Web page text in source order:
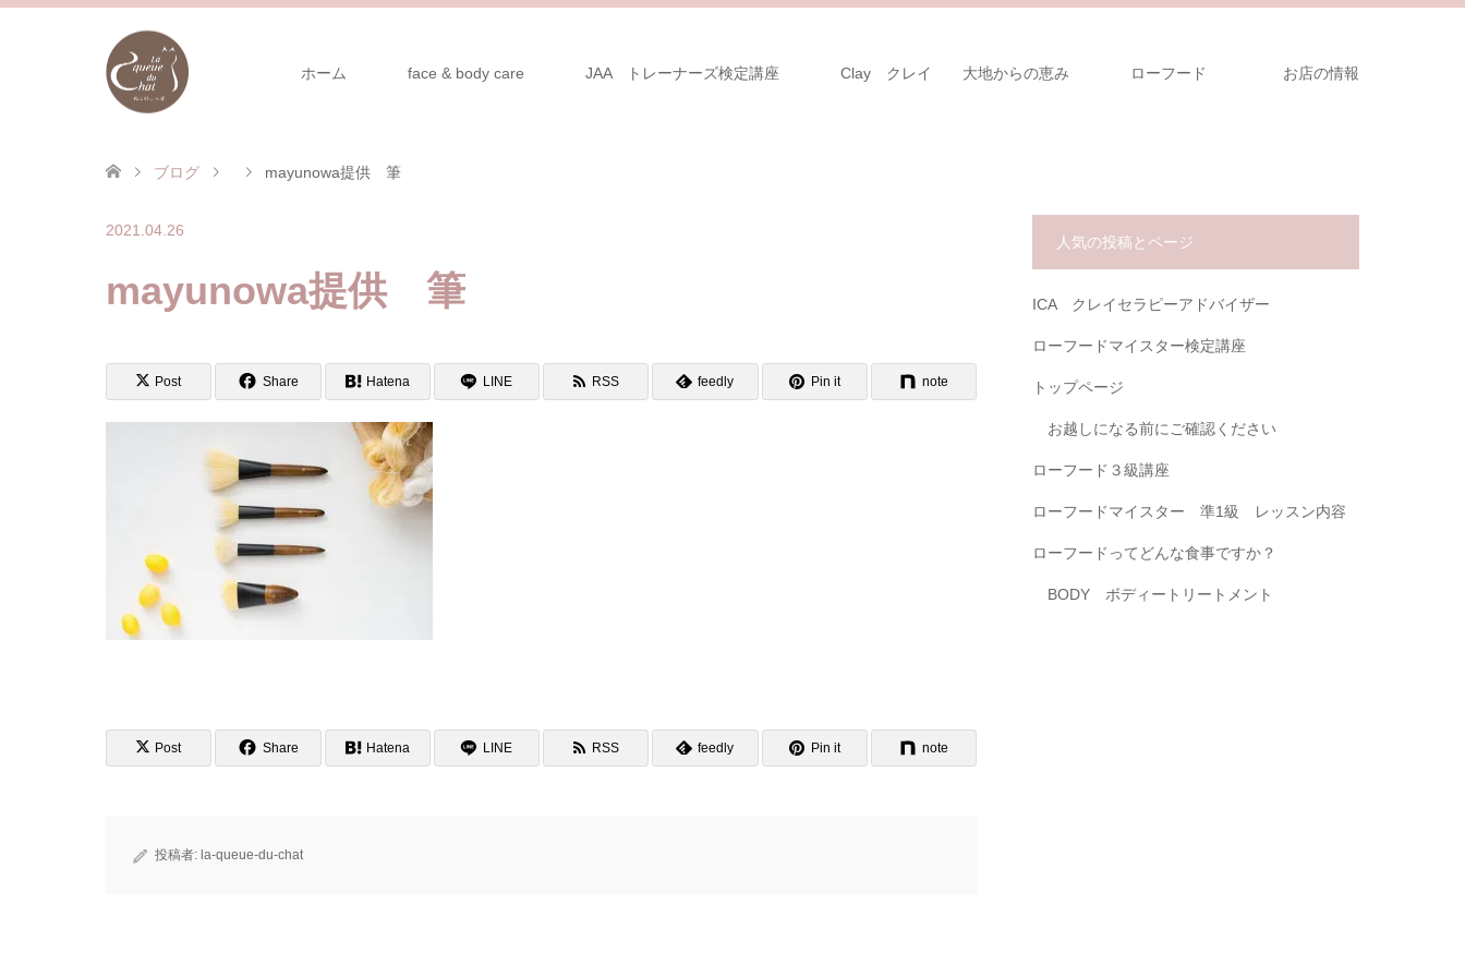
ホーム face & body care JAA トレーナーズ検定講座 Clay クレイ 大地からの恵み ローフード お店の情報
ブログ mayunowa提供 筆
2021.04.26
mayunowa提供 筆
Post Share Hatena LINE RSS feedly Pin it note
Post Share Hatena LINE RSS feedly Pin it note
投稿者: la-queue-du-chat
人気の投稿とページ
ICA クレイセラピーアドバイザー
ローフードマイスター検定講座
トップページ
お越しになる前にご確認ください
ローフード３級講座
ローフードマイスター 準1級 レッスン内容
ローフードってどんな食事ですか？
BODY ボディートリートメント